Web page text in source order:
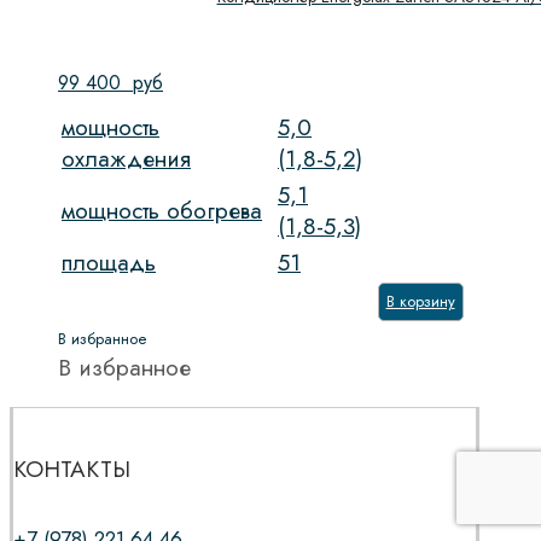
99 400 руб
мощность
охлаждения
5,0
(1,8-5,2)
мощность обогрева 5,1
(1,8-5,3)
площадь
51
В корзину
В избранное
В избранное
КОНТАКТЫ